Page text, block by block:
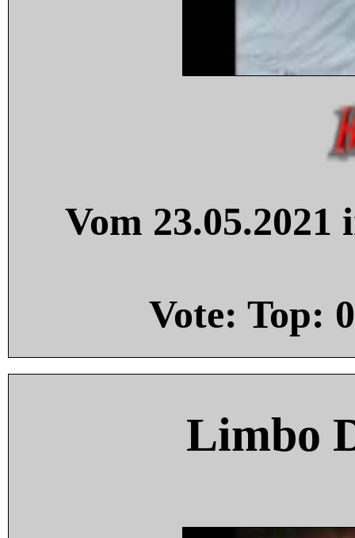
Vom
Vote: Top: 0
Limbo